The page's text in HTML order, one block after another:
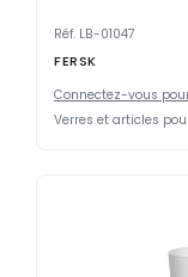
Réf. LB-01047
FERSK
Connectez-vous
Verres et articles